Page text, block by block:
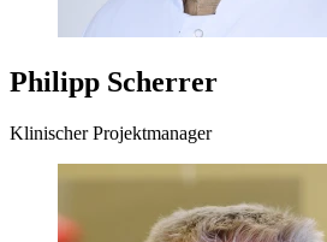
Philipp Scherrer
Klinischer Projektmanager